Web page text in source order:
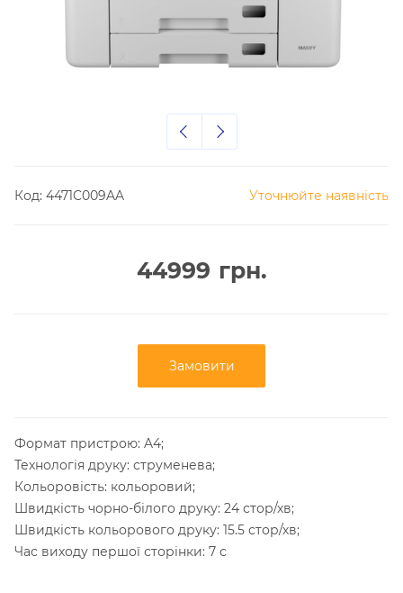
Код: 4471C009AA Уточнюйте наявність
44999 грн.
Замовити
Формат пристрою: A4;
Технологія друку: струменева;
Кольоровість: кольоровий;
Швидкість чорно-білого друку: 24 стор/хв;
Швидкість кольорового друку: 15.5 стор/хв;
Час виходу першої сторінки: 7 с